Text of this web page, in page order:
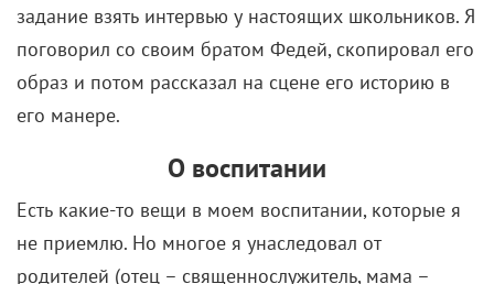
О воспитании
Есть какие-то вещи в моем воспитании, которые я
не приемлю. Но многое я унаследовал от
родителей (отец – священнослужитель, мама –
домохозяйка, – КР). Пою дочери те же
колыбельные, что пели мне, и стараюсь по
максимуму все делать своими руками, как мой